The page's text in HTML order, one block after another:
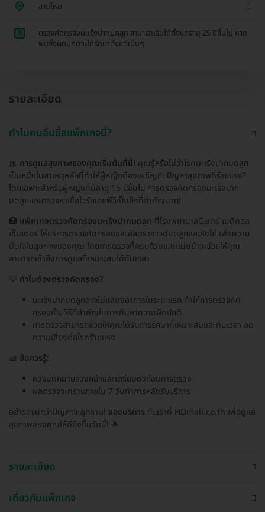
สายไหม
1
ตรวจคัดกรองมะเร็งปากมดลูก สามารถเริ่มได้ตั้งแต่อายุ 25 ปีขึ้นไป หาก
พบสิ่งผิดปกติจะได้รักษาตั้งแต่เนิ่นๆ
รายละเอียด
ทำไมคนอื่นซื้อแพ็กเกจนี้?
🎀 การดูแลสุขภาพของคุณเริ่มต้นที่นี่! คุณรู้หรือไม่ว่าโรคมะเร็งปากมดลูก
เป็นหนึ่งในสาเหตุหลักที่ทำให้ผู้หญิงต้องเผชิญกับปัญหาสุขภาพที่ร้ายแรง?
โดยเฉพาะสำหรับผู้หญิงที่มีอายุ 15 ปีขึ้นไป การตรวจคัดกรองมะเร็งปาก
มดลูกและตรวจหาเชื้อไวรัสเอชพีวีเป็นสิ่งที่สำคัญมาก!
🏥 แพ็กเกจตรวจคัดกรองมะเร็งปากมดลูก ที่โรงพยาบาลบี.แคร์ เมดิคอล
เซ็นเตอร์ ให้บริการตรวจคัดกรองและอัลตราซาวด์มดลูกและรังไข่ เพื่อความ
มั่นใจในสุขภาพของคุณ โดยการตรวจที่ครบถ้วนและแม่นยำจะช่วยให้คุณ
สามารถเข้าถึงการดูแลที่เหมาะสมได้ทันเวลา
💡 ทำไมต้องตรวจคัดกรอง?
มะเร็งปากมดลูกอาจไม่แสดงอาการในระยะแรก ทำให้การตรวจคัด
กรองเป็นวิธีที่สำคัญในการค้นหาความผิดปกติ
การตรวจสามารถช่วยให้คุณได้รับการรักษาที่เหมาะสมและทันเวลา ลด
ความเสี่ยงต่อโรคร้ายแรง
📅 ข้อควรรู้:
ควรนัดหมายล่วงหน้าและเตรียมตัวก่อนการตรวจ
ผลตรวจจะทราบภายใน 7 วันทำการหลังรับบริการ
อย่ารอจนกว่าปัญหาจะลุกลาม! จองบริการ กับเราที่ HDmall.co.th เพื่อดูแล
สุขภาพของคุณให้ดียิ่งขึ้นวันนี้! 🌟
รายละเอียด
เกี่ยวกับแพ็กเกจ